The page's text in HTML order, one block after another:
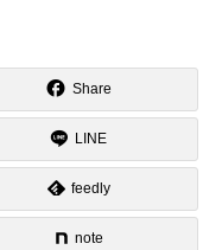
Share
LINE
feedly
note